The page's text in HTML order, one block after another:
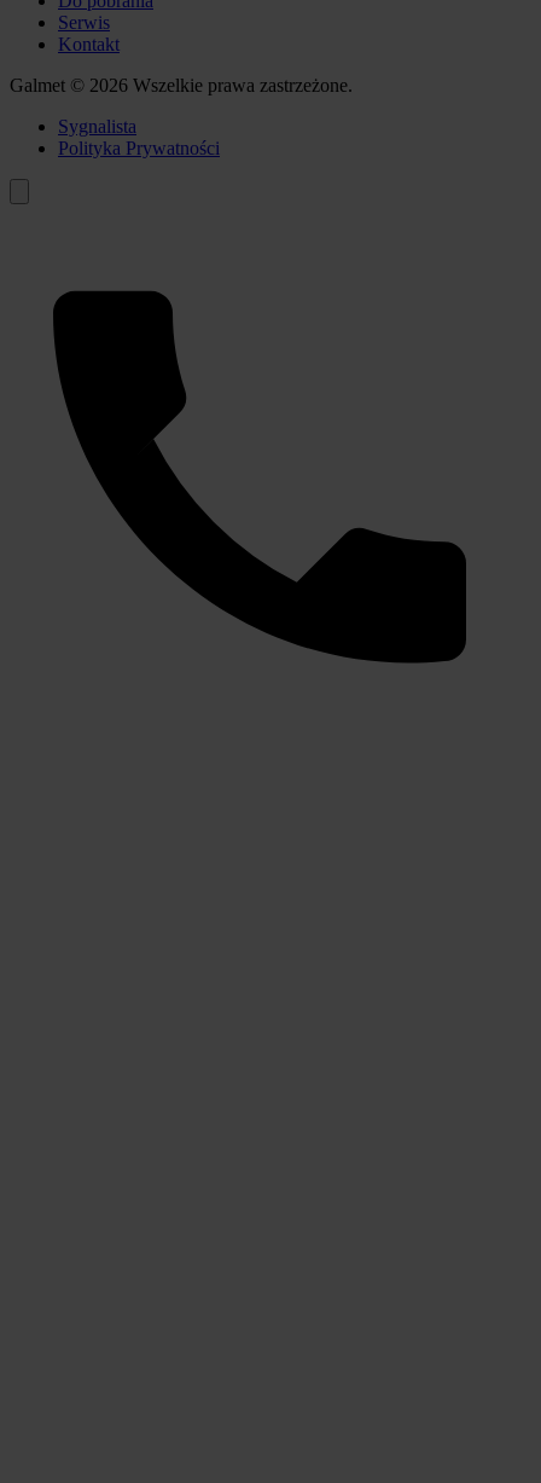
Serwis
Kontakt
Galmet © 2026 Wszelkie prawa zastrzeżone.
Sygnalista
Polityka Prywatności